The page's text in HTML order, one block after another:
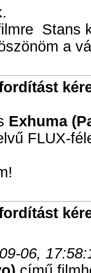
Stans
a
Exhuma
FLUX-
06,